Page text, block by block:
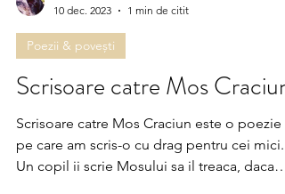
ACS - Mamica Creativa
10 dec. 2023
Poezii & povești
Scrisoare catre Mos Craciun
Scrisoare catre Mos Craciun este o poezie